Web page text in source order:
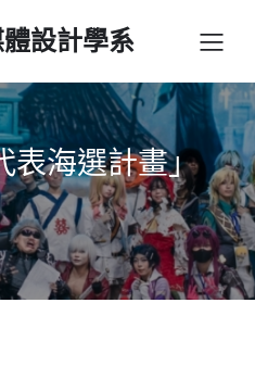
設計學系
表海選計畫」